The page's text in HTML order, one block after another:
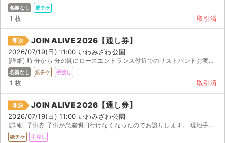
名義なし 電チケ
1 枚 取引済
即決 JOIN ALIVE 2026【通し券】
2026/07/19(日) 11:00 いわみざわ公園
[詳細] 時 分から 分の間にローズエントランス付近でのリストバンドお渡しになります。同行者が急...
名義なし 紙チケ 手渡し
1 枚 取引済
即決 JOIN ALIVE 2026【通し券】
2026/07/19(日) 11:00 いわみざわ公園
[詳細] 子供券 子供が急遽明日行けなくなったのでお譲りします。 現地手渡しのみ対応出来ます。 子供...
紙チケ 手渡し